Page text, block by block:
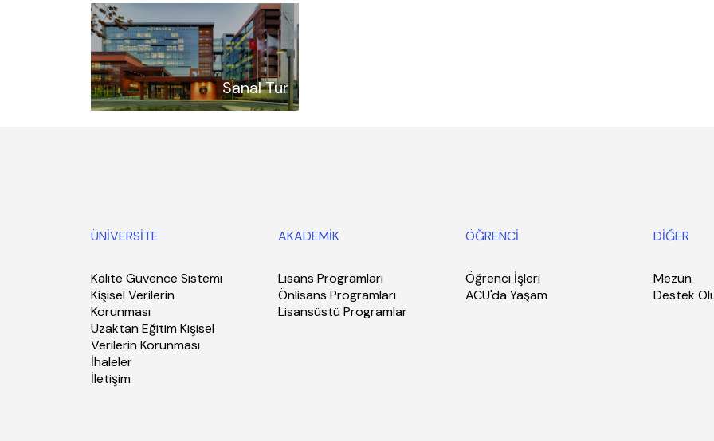
Sanal Tur
ÜNİVERSİTE
Kalite Güvence Sistemi
Kişisel Verilerin
Korunması
Uzaktan Eğitim Kişisel
Verilerin Korunması
İhaleler
İletişim
AKADEMİK
Lisans Programları
Önlisans Programları
Lisansüstü Programlar
ÖĞRENCİ
Öğrenci İşleri
ACU'da Yaşam
DİĞER
Mezun
Destek